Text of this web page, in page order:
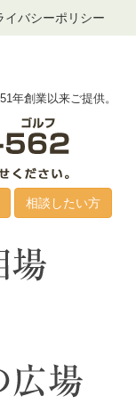
イバシーポリシー
年創業以来ご提供。
相談したい方